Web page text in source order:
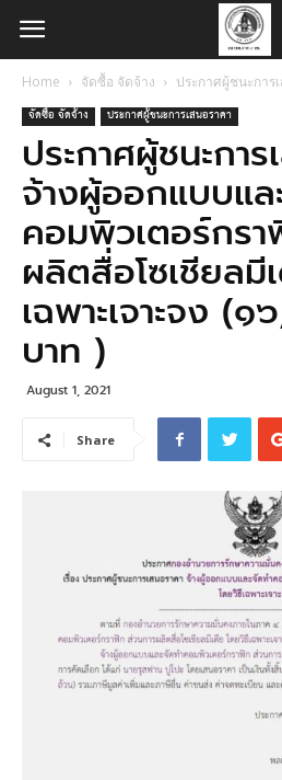
Home จัดซื้อ จัดจ้าง ประกาศผู้ชนะการ
จัดซื้อ จัดจ้าง ประกาศผู้ชนะการเสนอราคา
ประกาศผู้ชนะการ
จ้างผู้ออกแบบแล
คอมพิวเตอร์กร
ผลิตสื่อโซเชียลมี
เฉพาะเจาะจง (
บาท )
August 1, 2021
Share